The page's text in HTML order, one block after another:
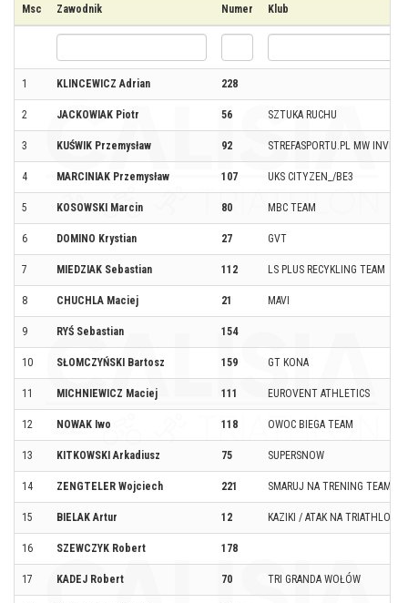
Msc Zawodnik Numer Klub
1 KLINCEWICZ Adrian 228
2 JACKOWIAK Piotr 56 SZTUKA RUCHU
3 KUŚWIK Przemysław 92 STREFASPORTU.PL MW INVEST
4 MARCINIAK Przemysław 107 UKS CITYZEN_/BE3
5 KOSOWSKI Marcin 80 MBC TEAM
6 DOMINO Krystian 27 GVT
7 MIEDZIAK Sebastian 112 LS PLUS RECYKLING TEAM
8 CHUCHLA Maciej 21 MAVI
9 RYŚ Sebastian 154
10 SŁOMCZYŃSKI Bartosz 159 GT KONA
11 MICHNIEWICZ Maciej 111 EUROVENT ATHLETICS
12 NOWAK Iwo 118 OWOC BIEGA TEAM
13 KITKOWSKI Arkadiusz 75 SUPERSNOW
14 ZENGTELER Wojciech 221 SMARUJ NA TRENING TEAM
15 BIELAK Artur 12 KAZIKI / ATAK NA TRIATHLON
16 SZEWCZYK Robert 178
17 KADEJ Robert 70 TRI GRANDA WOŁÓW